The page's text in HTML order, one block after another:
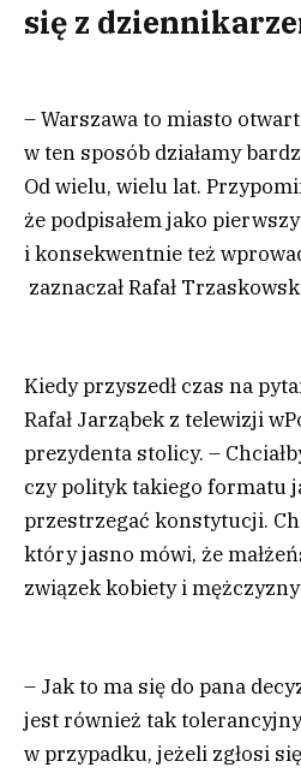
się z
– Warszawa to miasto
w ten sposób działamy
Od wielu, wielu lat.
że podpisałem jako
i konsekwentnie też
zaznaczał Rafał
Kiedy przyszedł czas na
Rafał Jarząbek z telewizji
prezydenta stolicy. –
czy polityk takiego formatu
przestrzegać konstytucji.
który jasno mówi, że
związek kobiety i mężczyzny
– Jak to ma się do pana
jest również tak
w przypadku, jeżeli zgłosi